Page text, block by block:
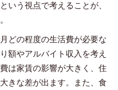
いう視点で考えることが、
どの程度の生活費が必要な
額やアルバイト収入を考え
は家賃の影響が大きく、住
きな差が出ます。また、食